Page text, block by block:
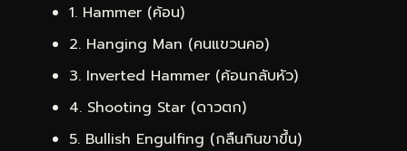
1. Hammer (ค้อน)
2. Hanging Man (คนแขวนคอ)
3. Inverted Hammer (ค้อนกลับหัว)
4. Shooting Star (ดาวตก)
5. Bullish Engulfing (กลืนกินขาขึ้น)